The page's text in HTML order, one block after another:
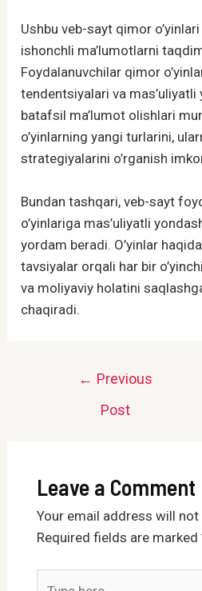
Ushbu veb-sayt qimor
ishonchli ma’lumotlarni
Foydalanuvchilar qimor
tendentsiyalari va
batafsil ma’lumot olishlari
o’yinlarning yangi turlarini,
strategiyalarini o’rganish
Bundan tashqari, veb-sayt
o’yinlariga mas’uliyatli
yordam beradi. O’yinlar
tavsiyalar orqali har bir
va moliyaviy holatini
chaqiradi.
← Previous
Post
Leave a Comment
Your email address will not
Required fields are marked